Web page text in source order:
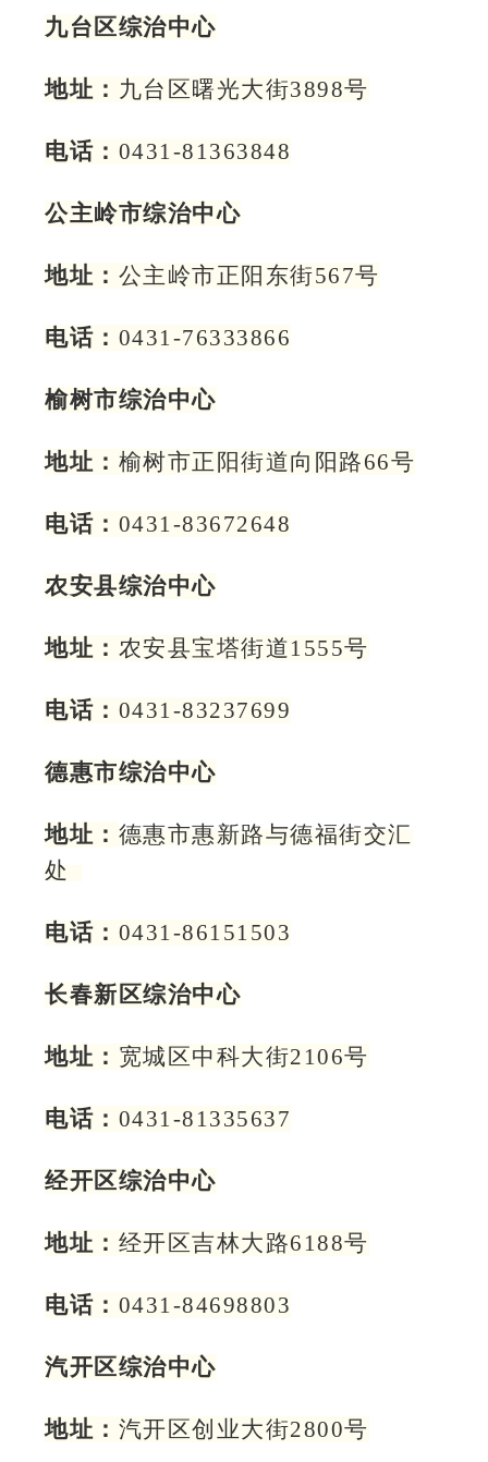
九台区综治中心
地址： 九台区曙光大街3898号
电话： 0431-81363848
公主岭市综治中心
地址： 公主岭市正阳东街567号
电话： 0431-76333866
榆树市综治中心
地址： 榆树市正阳街道向阳路66号
电话： 0431-83672648
农安县综治中心
地址： 农安县宝塔街道1555号
电话： 0431-83237699
德惠市综治中心
地址： 德惠市惠新路与德福街交汇
处
电话： 0431-86151503
长春新区综治中心
地址： 宽城区中科大街2106号
电话： 0431-81335637
经开区综治中心
地址： 经开区吉林大路6188号
电话： 0431-84698803
汽开区综治中心
地址： 汽开区创业大街2800号